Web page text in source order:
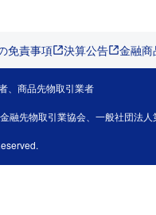
免責事項 決算公告 金融
、商品先物取引業者
融先物取引業協会、一般社団法